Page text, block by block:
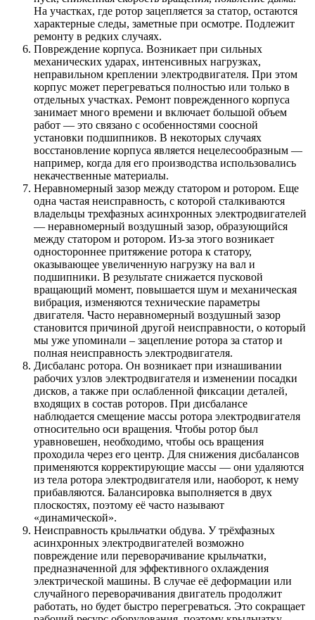
На участках, где ротор зацепляется за статор, остаются
характерные следы, заметные при осмотре. Подлежит
ремонту в редких случаях.
Повреждение корпуса. Возникает при сильных
механических ударах, интенсивных нагрузках,
неправильном креплении электродвигателя. При этом
корпус может перегреваться полностью или только в
отдельных участках. Ремонт поврежденного корпуса
занимает много времени и включает большой объем
работ — это связано с особенностями соосной
установки подшипников. В некоторых случаях
восстановление корпуса является нецелесообразным —
например, когда для его производства использовались
некачественные материалы.
Неравномерный зазор между статором и ротором. Еще
одна частая неисправность, с которой сталкиваются
владельцы трехфазных асинхронных электродвигателей
— неравномерный воздушный зазор, образующийся
между статором и ротором. Из-за этого возникает
одностороннее притяжение ротора к статору,
оказывающее увеличенную нагрузку на вал и
подшипники. В результате снижается пусковой
вращающий момент, повышается шум и механическая
вибрация, изменяются технические параметры
двигателя. Часто неравномерный воздушный зазор
становится причиной другой неисправности, о который
мы уже упоминали – зацепление ротора за статор и
полная неисправность электродвигателя.
Дисбаланс ротора. Он возникает при изнашивании
рабочих узлов электродвигателя и изменении посадки
дисков, а также при ослабленной фиксации деталей,
входящих в состав роторов. При дисбалансе
наблюдается смещение массы ротора электродвигателя
относительно оси вращения. Чтобы ротор был
уравновешен, необходимо, чтобы ось вращения
проходила через его центр. Для снижения дисбалансов
применяются корректирующие массы — они удаляются
из тела ротора электродвигателя или, наоборот, к нему
прибавляются. Балансировка выполняется в двух
плоскостях, поэтому её часто называют
«динамической».
Неисправность крыльчатки обдува. У трёхфазных
асинхронных электродвигателей возможно
повреждение или переворачивание крыльчатки,
предназначенной для эффективного охлаждения
электрической машины. В случае её деформации или
случайного переворачивания двигатель продолжит
работать, но будет быстро перегреваться. Это сокращает